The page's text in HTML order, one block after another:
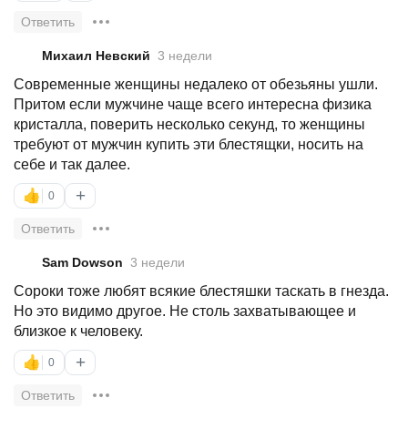
Ответить
Михаил Невский 3 недели
Современные женщины недалеко от обезьяны ушли.
Притом если мужчине чаще всего интересна физика
кристалла, поверить несколько секунд, то женщины
требуют от мужчин купить эти блестящки, носить на
себе и так далее.
👍 0 +
Ответить
Sam Dowson 3 недели
Сороки тоже любят всякие блестяшки таскать в гнезда.
Но это видимо другое. Не столь захватывающее и
близкое к человеку.
👍 0 +
Ответить